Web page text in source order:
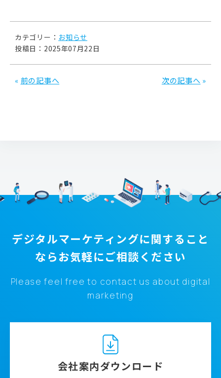
カテゴリー： お知らせ
投稿日：2025年07月22日
« 前の記事へ 次の記事へ »
デジタルマーケティングに関すること
ならお気軽にご相談ください
Please feel free to contact us about digital
marketing
会社案内ダウンロード